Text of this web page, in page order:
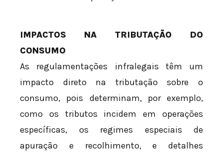
IMPACTOS NA TRIBUTAÇÃO DO
CONSUMO
As regulamentações infralegais têm um
impacto direto na tributação sobre o
consumo, pois determinam, por exemplo,
como os tributos incidem em operações
específicas, os regimes especiais de
apuração e recolhimento, e detalhes